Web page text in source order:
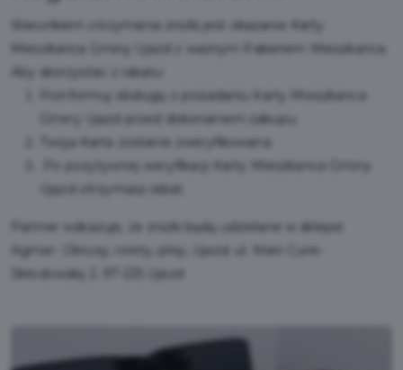
Warunkiem otrzymania zniżki jest okazanie Karty
Mieszkańca Gminy Ujazd z ważnym Pakietem Mieszkańca.
Aby skorzystać z rabatu:
Poinformuj obsługę o posiadaniu Karty Mieszkańca
Gminy Ujazd przed dokonaniem zakupu.
Twoja Karta zostanie zweryfikowana.
Po pozytywnej weryfikacji Karty Mieszkańca Gminy
Ujazd otrzymasz rabat.
Partner wskazuje, że zniżki będą udzielane w sklepie
Agmar- Obrusy, rolety, plisy, Ujazd. ul. Marii Curie-
Skłodowskij 2, 97-225 Ujazd